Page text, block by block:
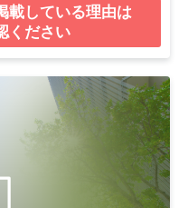
載している理由は
ください